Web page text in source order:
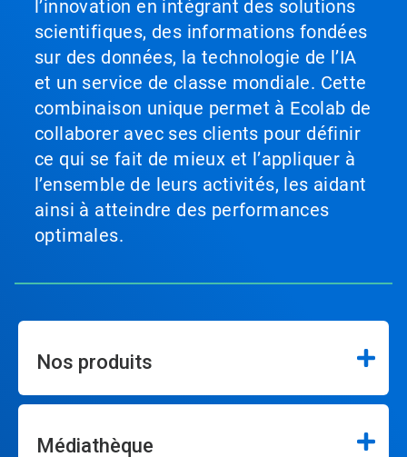
l’innovation en intégrant des solutions
scientifiques, des informations fondées
sur des données, la technologie de l’IA
et un service de classe mondiale. Cette
combinaison unique permet à Ecolab de
collaborer avec ses clients pour définir
ce qui se fait de mieux et l’appliquer à
l’ensemble de leurs activités, les aidant
ainsi à atteindre des performances
optimales.
Nos produits
Médiathèque